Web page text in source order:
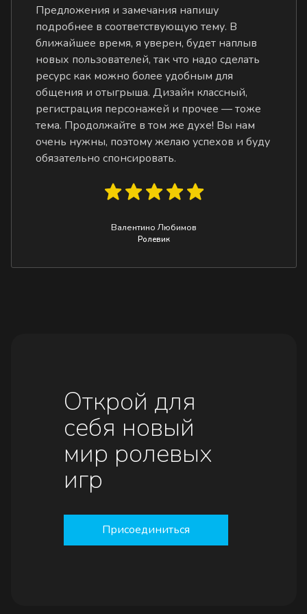
Предложения и замечания напишу
подробнее в соответствующую тему. В
ближайшее время, я уверен, будет наплыв
новых пользователей, так что надо сделать
ресурс как можно более удобным для
общения и отыгрыша. Дизайн классный,
регистрация персонажей и прочее — тоже
тема. Продолжайте в том же духе! Вы нам
очень нужны, поэтому желаю успехов и буду
обязательно спонсировать.
Валентино Любимов
Ролевик
Открой для
себя новый
мир ролевых
игр
Присоединиться